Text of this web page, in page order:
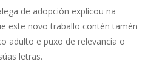
de adopción explicou na
este novo traballo contén tamén
adulto e puxo de relevancia o
letras.